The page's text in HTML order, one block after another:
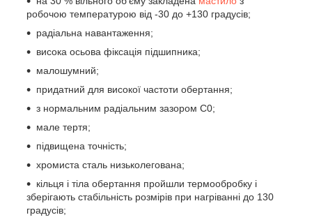
робочою температурою від -30 до +130 градусів;
радіальна навантаження;
висока осьова фіксація підшипника;
малошумний;
придатний для високої частоти обертання;
з нормальним радіальним зазором С0;
мале тертя;
підвищена точність;
хромиста сталь низьколегована;
кільця і тіла обертання пройшли термообробку і
зберігають стабільність розмірів при нагріванні до 130
градусів;